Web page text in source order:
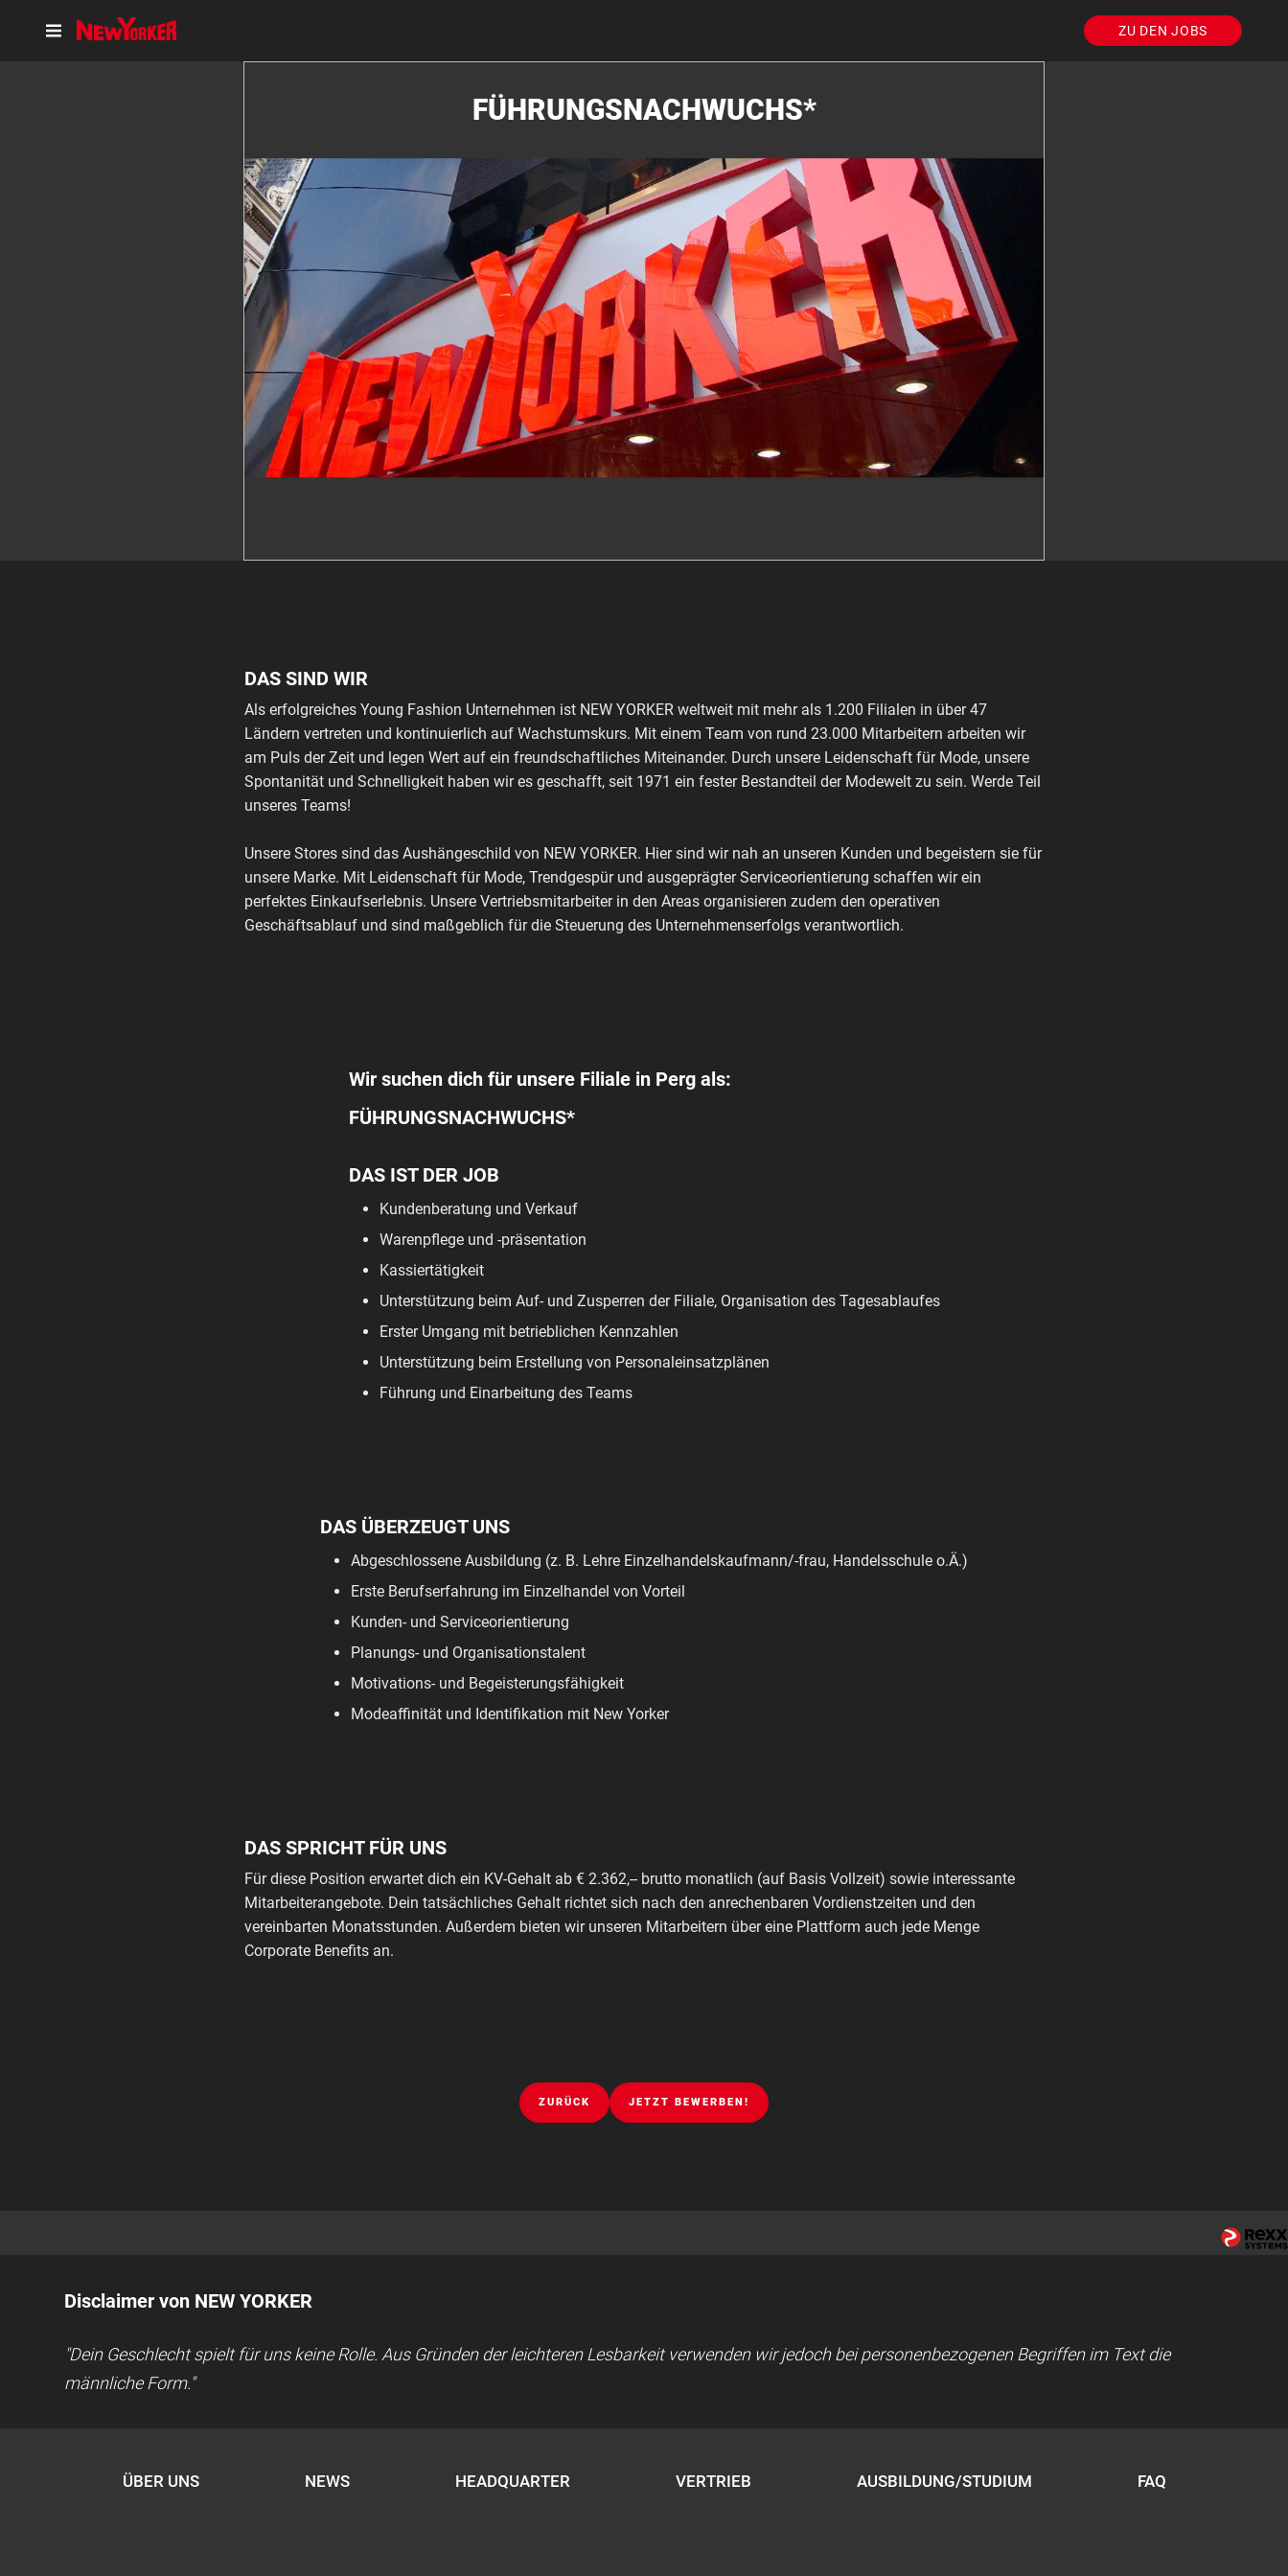
ZU DEN JOBS
FÜHRUNGSNACHWUCHS*
DAS SIND WIR
Als erfolgreiches Young Fashion Unternehmen ist NEW YORKER weltweit mit mehr als 1.200 Filialen in über 47
Ländern vertreten und kontinuierlich auf Wachstumskurs. Mit einem Team von rund 23.000 Mitarbeitern arbeiten wir
am Puls der Zeit und legen Wert auf ein freundschaftliches Miteinander. Durch unsere Leidenschaft für Mode, unsere
Spontanität und Schnelligkeit haben wir es geschafft, seit 1971 ein fester Bestandteil der Modewelt zu sein. Werde Teil
unseres Teams!
Unsere Stores sind das Aushängeschild von NEW YORKER. Hier sind wir nah an unseren Kunden und begeistern sie für
unsere Marke. Mit Leidenschaft für Mode, Trendgespür und ausgeprägter Serviceorientierung schaffen wir ein
perfektes Einkaufserlebnis. Unsere Vertriebsmitarbeiter in den Areas organisieren zudem den operativen
Geschäftsablauf und sind maßgeblich für die Steuerung des Unternehmenserfolgs verantwortlich.
Wir suchen dich für unsere Filiale in Perg als:
FÜHRUNGSNACHWUCHS*
DAS IST DER JOB
Kundenberatung und Verkauf
Warenpflege und -präsentation
Kassiertätigkeit
Unterstützung beim Auf- und Zusperren der Filiale, Organisation des Tagesablaufes
Erster Umgang mit betrieblichen Kennzahlen
Unterstützung beim Erstellung von Personaleinsatzplänen
Führung und Einarbeitung des Teams
DAS ÜBERZEUGT UNS
Abgeschlossene Ausbildung (z. B. Lehre Einzelhandelskaufmann/-frau, Handelsschule o.Ä.)
Erste Berufserfahrung im Einzelhandel von Vorteil
Kunden- und Serviceorientierung
Planungs- und Organisationstalent
Motivations- und Begeisterungsfähigkeit
Modeaffinität und Identifikation mit New Yorker
DAS SPRICHT FÜR UNS
Für diese Position erwartet dich ein KV-Gehalt ab € 2.362,-- brutto monatlich (auf Basis Vollzeit) sowie interessante
Mitarbeiterangebote. Dein tatsächliches Gehalt richtet sich nach den anrechenbaren Vordienstzeiten und den
vereinbarten Monatsstunden. Außerdem bieten wir unseren Mitarbeitern über eine Plattform auch jede Menge
Corporate Benefits an.
ZURÜCK JETZT BEWERBEN!
Disclaimer von NEW YORKER
"Dein Geschlecht spielt für uns keine Rolle. Aus Gründen der leichteren Lesbarkeit verwenden wir jedoch bei personenbezogenen Begriffen im Text die
männliche Form."
ÜBER UNS NEWS HEADQUARTER VERTRIEB AUSBILDUNG/STUDIUM FAQ